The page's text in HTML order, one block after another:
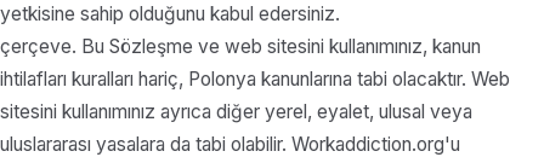
yetkisine sahip olduğunu kabul edersiniz.
çerçeve. Bu Sözleşme ve web sitesini kullanımınız, kanun
ihtilafları kuralları hariç, Polonya kanunlarına tabi olacaktır. Web
sitesini kullanımınız ayrıca diğer yerel, eyalet, ulusal veya
uluslararası yasalara da tabi olabilir. Workaddiction.org'u